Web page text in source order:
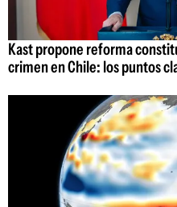
Kast propone reforma
crimen en Chile: los puntos